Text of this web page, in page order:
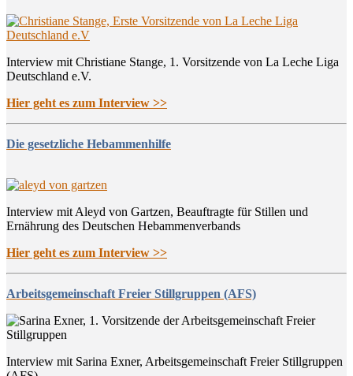
Interview mit Christiane Stange, 1. Vorsitzende von La Leche Liga
Deutschland e.V.
Hier geht es zum Interview >>
Die gesetzliche Hebammenhilfe
Interview mit Aleyd von Gartzen, Beauftragte für Stillen und
Ernährung des Deutschen Hebammenverbands
Hier geht es zum Interview >>
Arbeitsgemeinschaft Freier Stillgruppen (AFS)
Interview mit Sarina Exner, Arbeitsgemeinschaft Freier Stillgruppen